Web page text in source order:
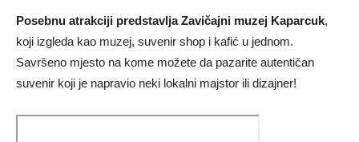
Posebnu atrakciji predstavlja Zavičajni muzej Kaparcuk,
koji izgleda kao muzej, suvenir shop i kafić u jednom.
Savršeno mjesto na kome možete da pazarite autentičan
suvenir koji je napravio neki lokalni majstor ili dizajner!